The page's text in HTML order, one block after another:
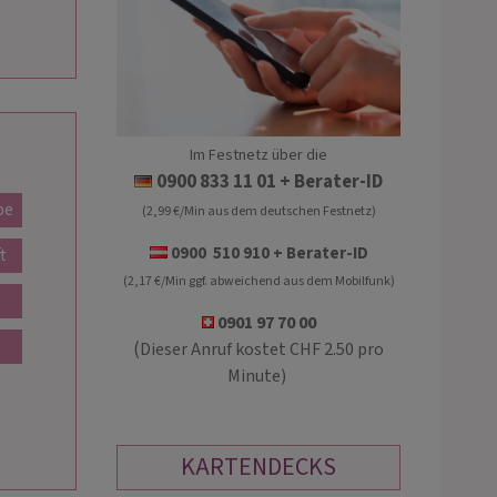
MARLENE
bin seit 2006 sensitive
Medium, Schamanin,
Dreiecksliebe,
Mobbing, Drama, Beruf,
ELISE
PIN: 110
** Hellsehen mit und ohne
ehrlich und mit viel Herz beantworte
Dir Deine Fragen und begleite Dich
Deinem Weg
Im Festnetz über die
0900 833 11 01 + Berater-ID
(2,99 €/Min aus dem deutschen Festnetz)
0900 510 910 + Berater-ID
(2,17 €/Min ggf. abweichend aus dem Mobilfunk)
0901 97 70 00
(Dieser Anruf kostet CHF 2.50 pro
Minute)
KARTENDECKS